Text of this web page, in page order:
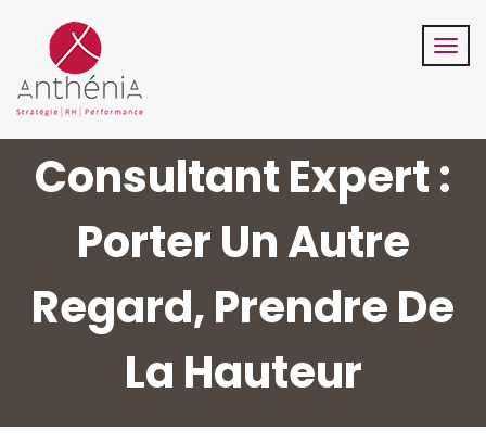
Suivez-Nous:
Consultant Expert :
Porter Un Autre
Regard, Prendre De
La Hauteur